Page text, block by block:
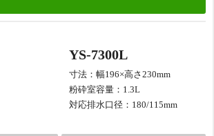
YS-7300L
寸法：幅196×高さ230mm
粉砕室容量：1.3L
対応排水口径：180/115mm